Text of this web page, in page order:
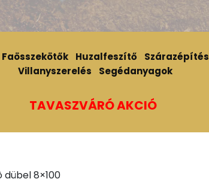
Faösszekötők Huzalfeszítő Szárazépítés
Villanyszerelés
Segédanyagok
TAVASZVÁRÓ AKCIÓ
dübel 8×100